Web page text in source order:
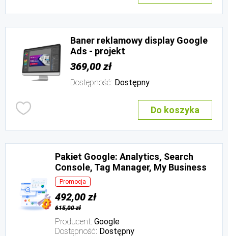
Baner reklamowy display Google
Ads - projekt
369,00 zł
Dostępność: Dostępny
Do koszyka
Pakiet Google: Analytics, Search
Console, Tag Manager, My Business
Promocja
492,00 zł
615,00 zł
Producent: Google
Dostępność: Dostępny